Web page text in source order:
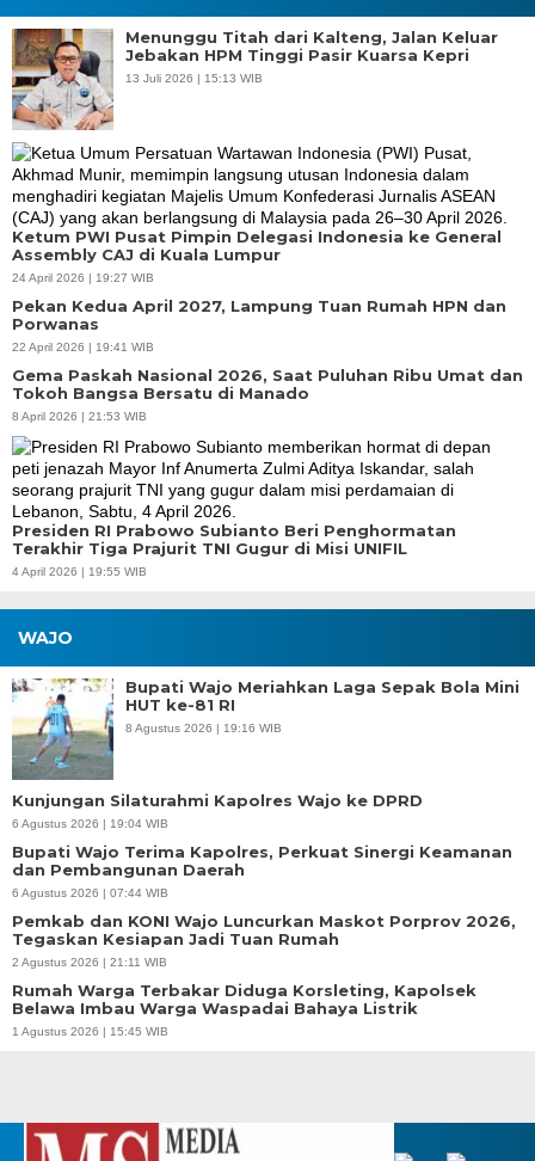
Menunggu Titah dari Kalteng, Jalan Keluar
Jebakan HPM Tinggi Pasir Kuarsa Kepri
13 Juli 2026 | 15:13 WIB
Ketum PWI Pusat Pimpin Delegasi Indonesia ke General
Assembly CAJ di Kuala Lumpur
24 April 2026 | 19:27 WIB
Pekan Kedua April 2027, Lampung Tuan Rumah HPN dan
Porwanas
22 April 2026 | 19:41 WIB
Gema Paskah Nasional 2026, Saat Puluhan Ribu Umat dan
Tokoh Bangsa Bersatu di Manado
8 April 2026 | 21:53 WIB
Presiden RI Prabowo Subianto Beri Penghormatan
Terakhir Tiga Prajurit TNI Gugur di Misi UNIFIL
4 April 2026 | 19:55 WIB
WAJO
Bupati Wajo Meriahkan Laga Sepak Bola Mini
HUT ke-81 RI
8 Agustus 2026 | 19:16 WIB
Kunjungan Silaturahmi Kapolres Wajo ke DPRD
6 Agustus 2026 | 19:04 WIB
Bupati Wajo Terima Kapolres, Perkuat Sinergi Keamanan
dan Pembangunan Daerah
6 Agustus 2026 | 07:44 WIB
Pemkab dan KONI Wajo Luncurkan Maskot Porprov 2026,
Tegaskan Kesiapan Jadi Tuan Rumah
2 Agustus 2026 | 21:11 WIB
Rumah Warga Terbakar Diduga Korsleting, Kapolsek
Belawa Imbau Warga Waspadai Bahaya Listrik
1 Agustus 2026 | 15:45 WIB